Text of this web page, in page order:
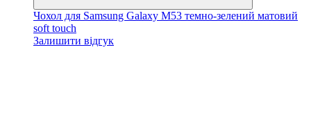
Чохол для Samsung Galaxy M53 темно-зелений матовий
soft touch
Залишити відгук